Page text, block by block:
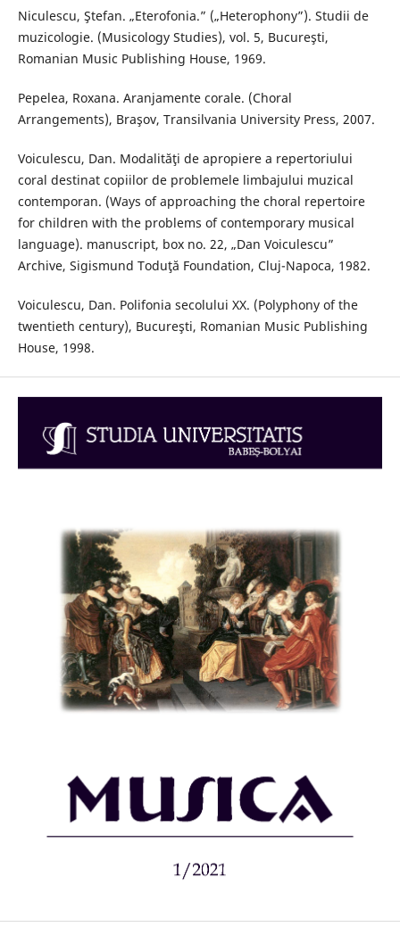
Niculescu, Ştefan. „Eterofonia.” („Heterophony”). Studii de
muzicologie. (Musicology Studies), vol. 5, Bucureşti,
Romanian Music Publishing House, 1969.
Pepelea, Roxana. Aranjamente corale. (Choral
Arrangements), Braşov, Transilvania University Press, 2007.
Voiculescu, Dan. Modalităţi de apropiere a repertoriului
coral destinat copiilor de problemele limbajului muzical
contemporan. (Ways of approaching the choral repertoire
for children with the problems of contemporary musical
language). manuscript, box no. 22, „Dan Voiculescu”
Archive, Sigismund Toduţă Foundation, Cluj-Napoca, 1982.
Voiculescu, Dan. Polifonia secolului XX. (Polyphony of the
twentieth century), Bucureşti, Romanian Music Publishing
House, 1998.